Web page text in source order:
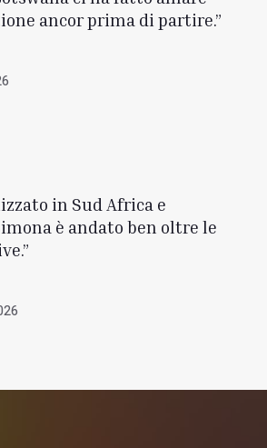
ancor prima di partire.
in Sud Africa e
è andato ben oltre le